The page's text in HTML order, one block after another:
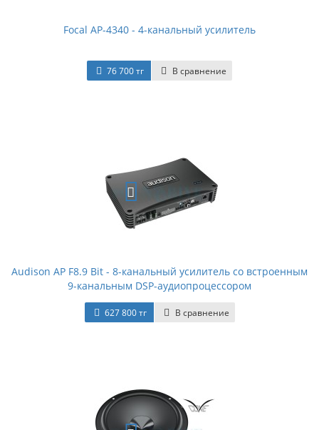
Focal AP-4340 - 4-канальный усилитель
76 700 тг В сравнение
Audison AP F8.9 Bit - 8-канальный усилитель со встроенным
9-канальным DSP-аудиопроцессором
627 800 тг В сравнение